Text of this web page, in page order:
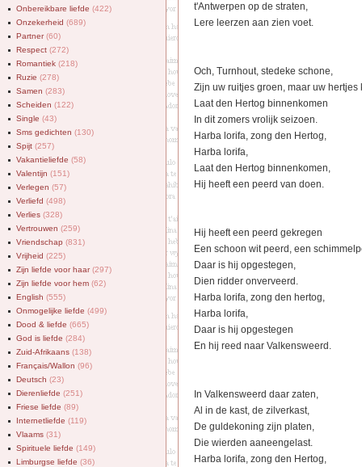
t'Antwerpen op de straten,
Lere leerzen aan zien voet.
Och, Turnhout, stedeke schone,
Zijn uw ruitjes groen, maar uw hertjes
Laat den Hertog binnenkomen
In dit zomers vrolijk seizoen.
Harba lorifa, zong den Hertog,
Harba lorifa,
Laat den Hertog binnenkomen,
Hij heeft een peerd van doen.
Hij heeft een peerd gekregen
Een schoon wit peerd, een
Daar is hij opgestegen,
Dien ridder onverveerd.
Harba lorifa, zong den hertog,
Harba lorifa,
Daar is hij opgestegen
En hij reed naar Valkensweerd.
In Valkensweerd daar zaten,
Al in de kast, de zilverkast,
De guldekoning zijn platen,
Die wierden aaneengelast.
Harba lorifa, zong den Hertog,
Onbereikbare liefde (422)
Onzekerheid (689)
Partner(60)
Respect (272)
Romantiek (218)
Ruzie (278)
Samen (283)
Scheiden (122)
Single (43)
Sms gedichten (130)
Spijt (257)
Vakantieliefde (58)
Valentijn (151)
Verlegen (57)
Verliefd (498)
Verlies (328)
Vertrouwen (259)
Vriendschap (831)
Vrijheid (225)
Zijn liefde voor haar(297)
Zijn liefde voor hem (62)
English (555)
Onmogelijke liefde (499)
Dood & liefde (665)
God is liefde (284)
Zuid-Afrikaans (138)
Français/Wallon (96)
Deutsch (23)
Dierenliefde (251)
Friese liefde (89)
Internetliefde (119)
Vlaams (31)
Spirituele liefde (149)
Limburgse liefde (36)